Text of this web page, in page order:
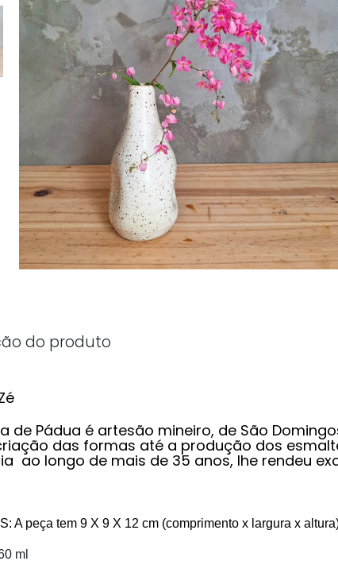
do produto
de Pádua é artesão mineiro, de São
das formas até a produção dos
ao longo de mais de 35 anos, lhe rendeu
A peça tem 9 X 9 X 12 cm (comprimento x largura x
ml